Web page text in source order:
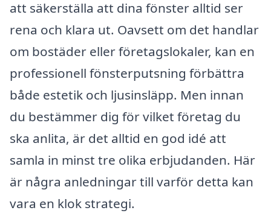
att säkerställa att dina fönster alltid ser
rena och klara ut. Oavsett om det handlar
om bostäder eller företagslokaler, kan en
professionell fönsterputsning förbättra
både estetik och ljusinsläpp. Men innan
du bestämmer dig för vilket företag du
ska anlita, är det alltid en god idé att
samla in minst tre olika erbjudanden. Här
är några anledningar till varför detta kan
vara en klok strategi.